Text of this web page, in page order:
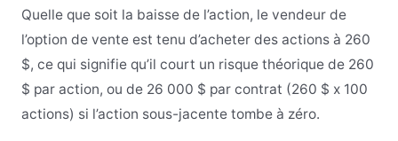
Quelle que soit la baisse de l’action, le vendeur de
l’option de vente est tenu d’acheter des actions à 260
$, ce qui signifie qu’il court un risque théorique de 260
$ par action, ou de 26 000 $ par contrat (260 $ x 100
actions) si l’action sous-jacente tombe à zéro.